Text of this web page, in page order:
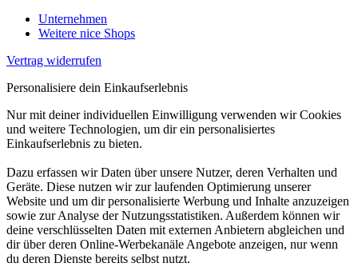
Unternehmen
Weitere nice Shops
Vertrag widerrufen
Personalisiere dein Einkaufserlebnis
Nur mit deiner individuellen Einwilligung verwenden wir Cookies
und weitere Technologien, um dir ein personalisiertes
Einkaufserlebnis zu bieten.
Dazu erfassen wir Daten über unsere Nutzer, deren Verhalten und
Geräte. Diese nutzen wir zur laufenden Optimierung unserer
Website und um dir personalisierte Werbung und Inhalte anzuzeigen
sowie zur Analyse der Nutzungsstatistiken. Außerdem können wir
deine verschlüsselten Daten mit externen Anbietern abgleichen und
dir über deren Online-Werbekanäle Angebote anzeigen, nur wenn
du deren Dienste bereits selbst nutzt.